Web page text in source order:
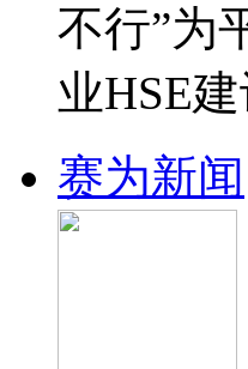
不行”为
业HSE
赛为新闻